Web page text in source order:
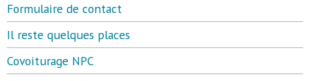
Formulaire de contact
Il reste quelques places
Covoiturage NPC